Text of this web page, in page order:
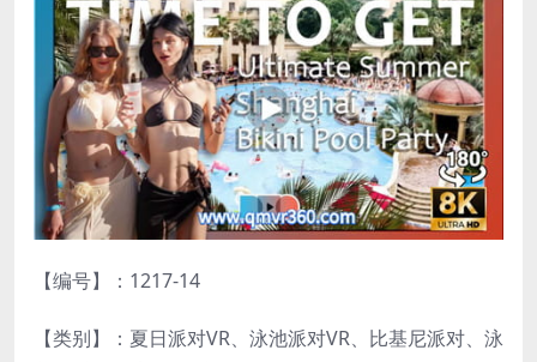
【编号】：1217-14
【类别】：夏日派对VR、泳池派对VR、比基尼派对、泳